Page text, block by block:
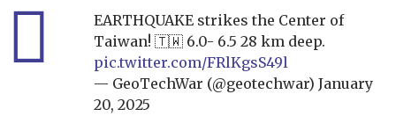
EARTHQUAKE strikes the Center of
Taiwan! 🇹🇼 6.0- 6.5 28 km deep.
pic.twitter.com/FRlKgsS49l
— GeoTechWar (@geotechwar) January
20, 2025